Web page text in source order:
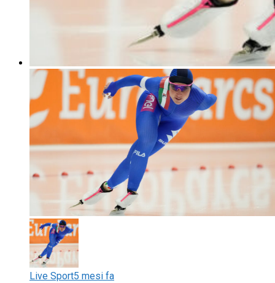
Live Sport5 mesi fa